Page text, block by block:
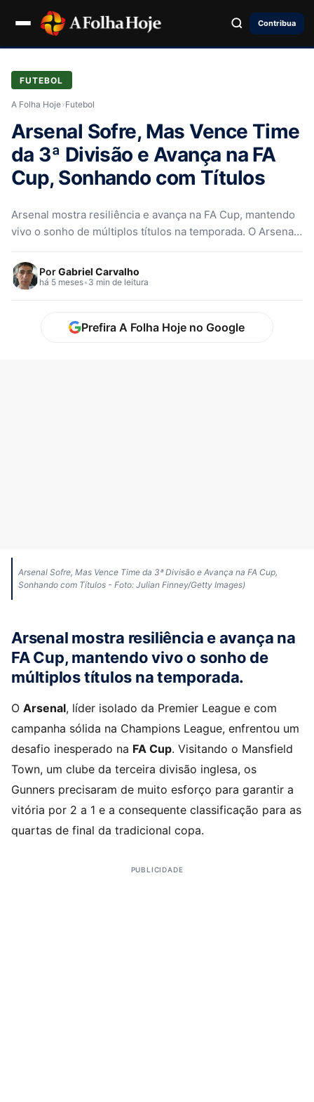
Contribua
FUTEBOL
A Folha Hoje› Futebol
Arsenal Sofre, Mas Vence Time
da 3ª Divisão e Avança na FA
Cup, Sonhando com Títulos
Arsenal mostra resiliência e avança na FA Cup, mantendo
vivo o sonho de múltiplos títulos na temporada. O Arsenal,
PorGabriel Carvalho
há 5 meses• 3 min de leitura
Prefira A Folha Hoje no Google
Arsenal Sofre, Mas Vence Time da 3ª Divisão e Avança na FA Cup,
Sonhando com Títulos - Foto: Julian Finney/Getty Images)
Arsenal mostra resiliência e avança na
FA Cup, mantendo vivo o sonho de
múltiplos títulos na temporada.
Arsenal, líder isolado da Premier League e com
campanha sólida na Champions League, enfrentou um
desafio inesperado na FA Cup. Visitando o Mansfield
Town, um clube da terceira divisão inglesa, os
Gunners precisaram de muito esforço para garantir a
vitória por 2 a 1 e a consequente classificação para as
quartas de final da tradicional copa.
PUBLICIDADE